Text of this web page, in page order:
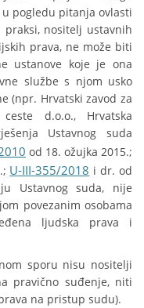
pogledu pitanja ovlasti
nositelj ustavnih
prava, ne može biti
ustanove koje je ona
službe s njom usko
(npr. Hrvatski zavod za
d.o.o., Hrvatska
Ustavnog suda
od 18. ožujka 2015.;
U-III-355/2018 i dr. od
Ustavnog suda, nije
povezanim osobama
ljudska prava i
sporu nisu nositelji
pravično suđenje, niti
na pristup sudu).